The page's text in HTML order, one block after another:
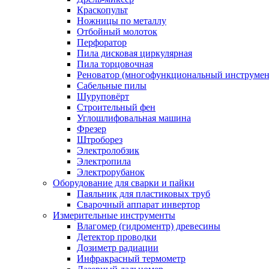
Краскопульт
Ножницы по металлу
Отбойный молоток
Перфоратор
Пила дисковая циркулярная
Пила торцовочная
Реноватор (многофункциональный
Сабельные пилы
Шуруповёрт
Строительный фен
Углошлифовальная машина
Фрезер
Штроборез
Электролобзик
Электропила
Электрорубанок
Оборудование для сварки и пайки
Паяльник для пластиковых труб
Сварочный аппарат инвертор
Измерительные инструменты
Влагомер (гидроментр) древесины
Детектор проводки
Дозиметр радиации
Инфракрасный термометр